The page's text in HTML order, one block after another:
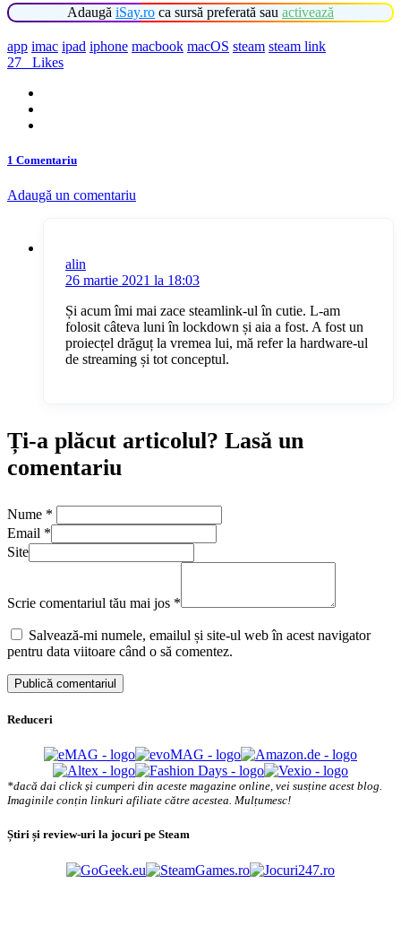
Adaugă iSay.ro ca sursă preferată sau activează
app imac ipad iphone macbook macOS steam steam link
27
Likes
1 Comentariu
Adaugă un comentariu
alin
26 martie 2021 la 18:03
Și acum îmi mai zace steamlink-ul în cutie. L-am
folosit câteva luni în lockdown și aia a fost. A fost un
proiecțel drăguț la vremea lui, mă refer la hardware-ul
de streaming și tot conceptul.
Ți-a plăcut articolul? Lasă un
comentariu
Nume *
Email *
Site
Scrie comentariul tău mai jos *
Salvează-mi numele, emailul și site-ul web în acest navigator
pentru data viitoare când o să comentez.
Reduceri
*dacă dai click și cumperi din aceste magazine online, vei susține acest blog.
Imaginile conțin linkuri afiliate către acestea. Mulțumesc!
Știri și review-uri la jocuri pe Steam